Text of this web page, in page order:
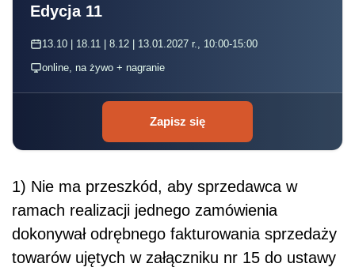
Edycja 11
13.10 | 18.11 | 8.12 | 13.01.2027 r., 10:00-15:00
online, na żywo + nagranie
Zapisz się
1) Nie ma przeszkód, aby sprzedawca w
ramach realizacji jednego zamówienia
dokonywał odrębnego fakturowania sprzedaży
towarów ujętych w załączniku nr 15 do ustawy